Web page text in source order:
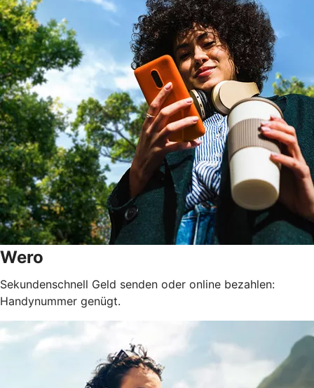
Wero
Sekundenschnell Geld senden oder online bezahlen:
Handynummer genügt.